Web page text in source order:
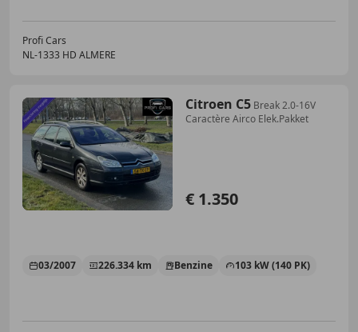
Profi Cars
NL-1333 HD ALMERE
Citroen C5 Break 2.0-16V
Caractère Airco Elek.Pakket
€ 1.350
03/2007 226.334 km Benzine 103 kW (140 PK)